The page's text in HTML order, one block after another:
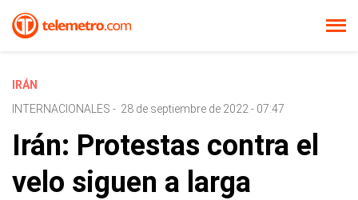
IRÁN
INTERNACIONALES - 28 de septiembre de 2022 - 07:47
Irán: Protestas contra el
velo siguen a larga